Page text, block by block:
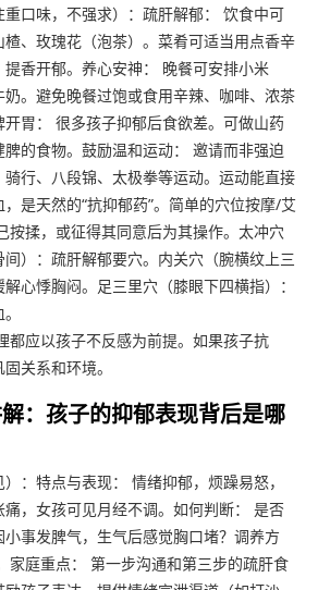
口味，不强求）：疏肝解郁： 饮食中可
、玫瑰花（泡茶）。菜肴可适当用点香辛
香开郁。养心安神： 晚餐可安排小米
。避免晚餐过饱或食用辛辣、咖啡、浓茶
胃： 很多孩子抑郁后食欲差。可做山药
的食物。鼓励温和运动： 邀请而非强迫
行、八段锦、太极拳等运动。运动能直接
是天然的“抗抑郁药”。简单的穴位按摩/艾
按揉，或征得其同意后为其操作。太冲穴
间）：疏肝解郁要穴。内关穴（腕横纹上三
心悸胸闷。足三里穴（膝眼下四横指）：
都应以孩子不反感为前提。如果孩子抗
关系和环境。
：孩子的抑郁表现背后是哪
：特点与表现： 情绪抑郁，烦躁易怒，
，女孩可见月经不调。如何判断： 是否
事发脾气，生气后感觉胸口堵？调养方
家庭重点： 第一步沟通和第三步的疏肝食